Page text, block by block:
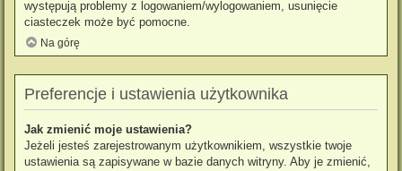
występują problemy z logowaniem/wylogowaniem, usunięcie
ciasteczek może być pomocne.
Na górę
Preferencje i ustawienia użytkownika
Jak zmienić moje ustawienia?
Jeżeli jesteś zarejestrowanym użytkownikiem, wszystkie twoje
ustawienia są zapisywane w bazie danych witryny. Aby je zmienić,